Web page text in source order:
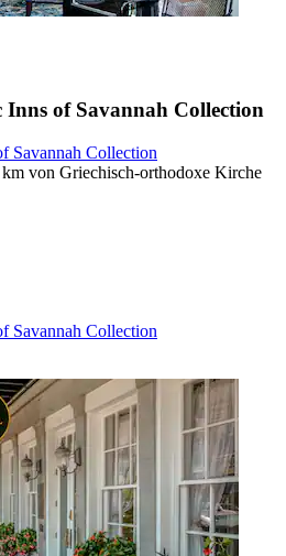
of Savannah Collection
Savannah Collection
von Griechisch-orthodoxe Kirche
Savannah Collection